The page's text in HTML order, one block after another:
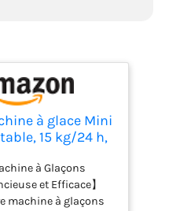
à glace Mini
15 kg/24 h,
pour
à glaçons,
à glace
à Glaçons
et Efficace】
machine à glaçons